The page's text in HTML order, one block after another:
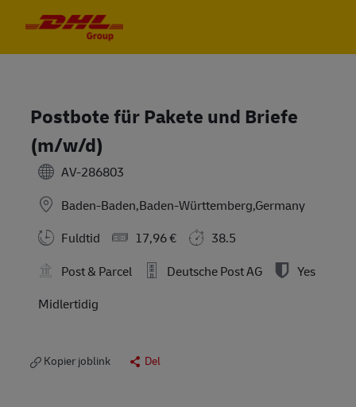
Postbote für Pakete und Briefe
(m/w/d)
AV-286803
Baden-Baden,Baden-Württemberg,Germany
Fuldtid
17,96 €
38.5
Post & Parcel
Deutsche Post AG
Yes
Midlertidig
Kopier joblink Del